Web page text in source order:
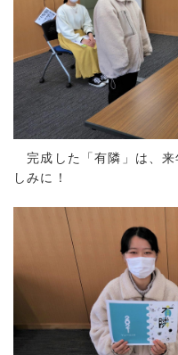
完成した「有隣」は、来
しみに！